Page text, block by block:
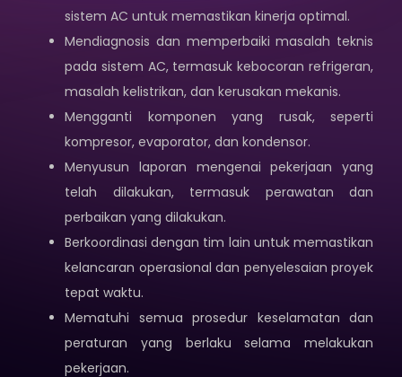
Kebijakan Privasi
sistem AC untuk memastikan kinerja optimal.
Mendiagnosis dan memperbaiki masalah teknis
pada sistem AC, termasuk kebocoran refrigeran,
masalah kelistrikan, dan kerusakan mekanis.
Mengganti komponen yang rusak, seperti
kompresor, evaporator, dan kondensor.
Menyusun laporan mengenai pekerjaan yang
telah dilakukan, termasuk perawatan dan
perbaikan yang dilakukan.
Berkoordinasi dengan tim lain untuk memastikan
kelancaran operasional dan penyelesaian proyek
tepat waktu.
Mematuhi semua prosedur keselamatan dan
peraturan yang berlaku selama melakukan
pekerjaan.